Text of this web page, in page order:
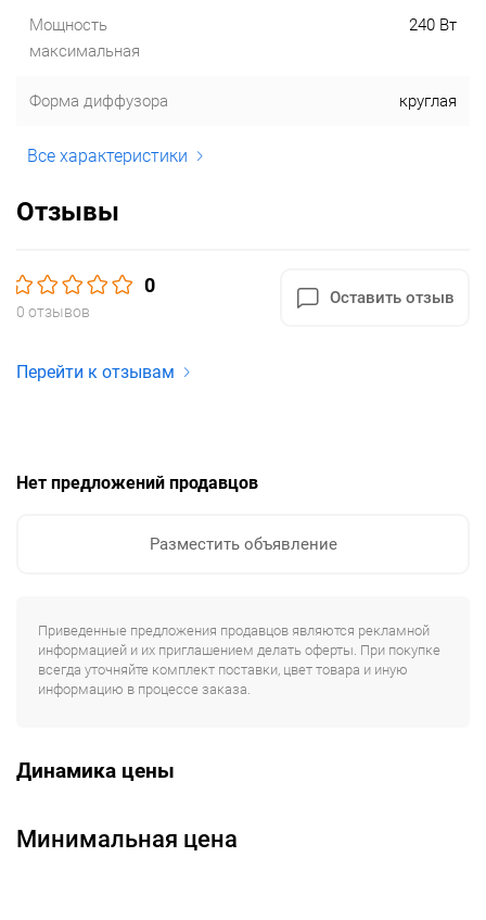
Мощность
максимальная
240 Вт
Форма диффузора круглая
Все характеристики
Отзывы
0
0 отзывов
Оставить отзыв
Перейти к отзывам
Нет предложений продавцов
Разместить объявление
Приведенные предложения продавцов являются рекламной
информацией и их приглашением делать оферты. При покупке
всегда уточняйте комплект поставки, цвет товара и иную
информацию в процессе заказа.
Динамика цены
Минимальная цена